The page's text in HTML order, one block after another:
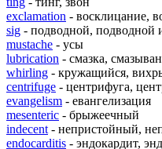
exclamation - восклицание,
sig - подводной, подводной
mustache - усы
lubrication - смазка,
whirling - кружащийся,
centrifuge - центрифуга,
evangelism - евангелизация
mesenteric - брыжеечный
indecent - непристойный,
endocarditis - эндокардит,